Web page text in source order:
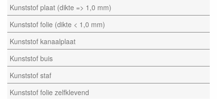
Kunststof plaat (dikte => 1,0 mm)
Kunststof folie (dikte < 1,0 mm)
Kunststof kanaalplaat
Kunststof buis
Kunststof staf
Kunststof folie zelfklevend